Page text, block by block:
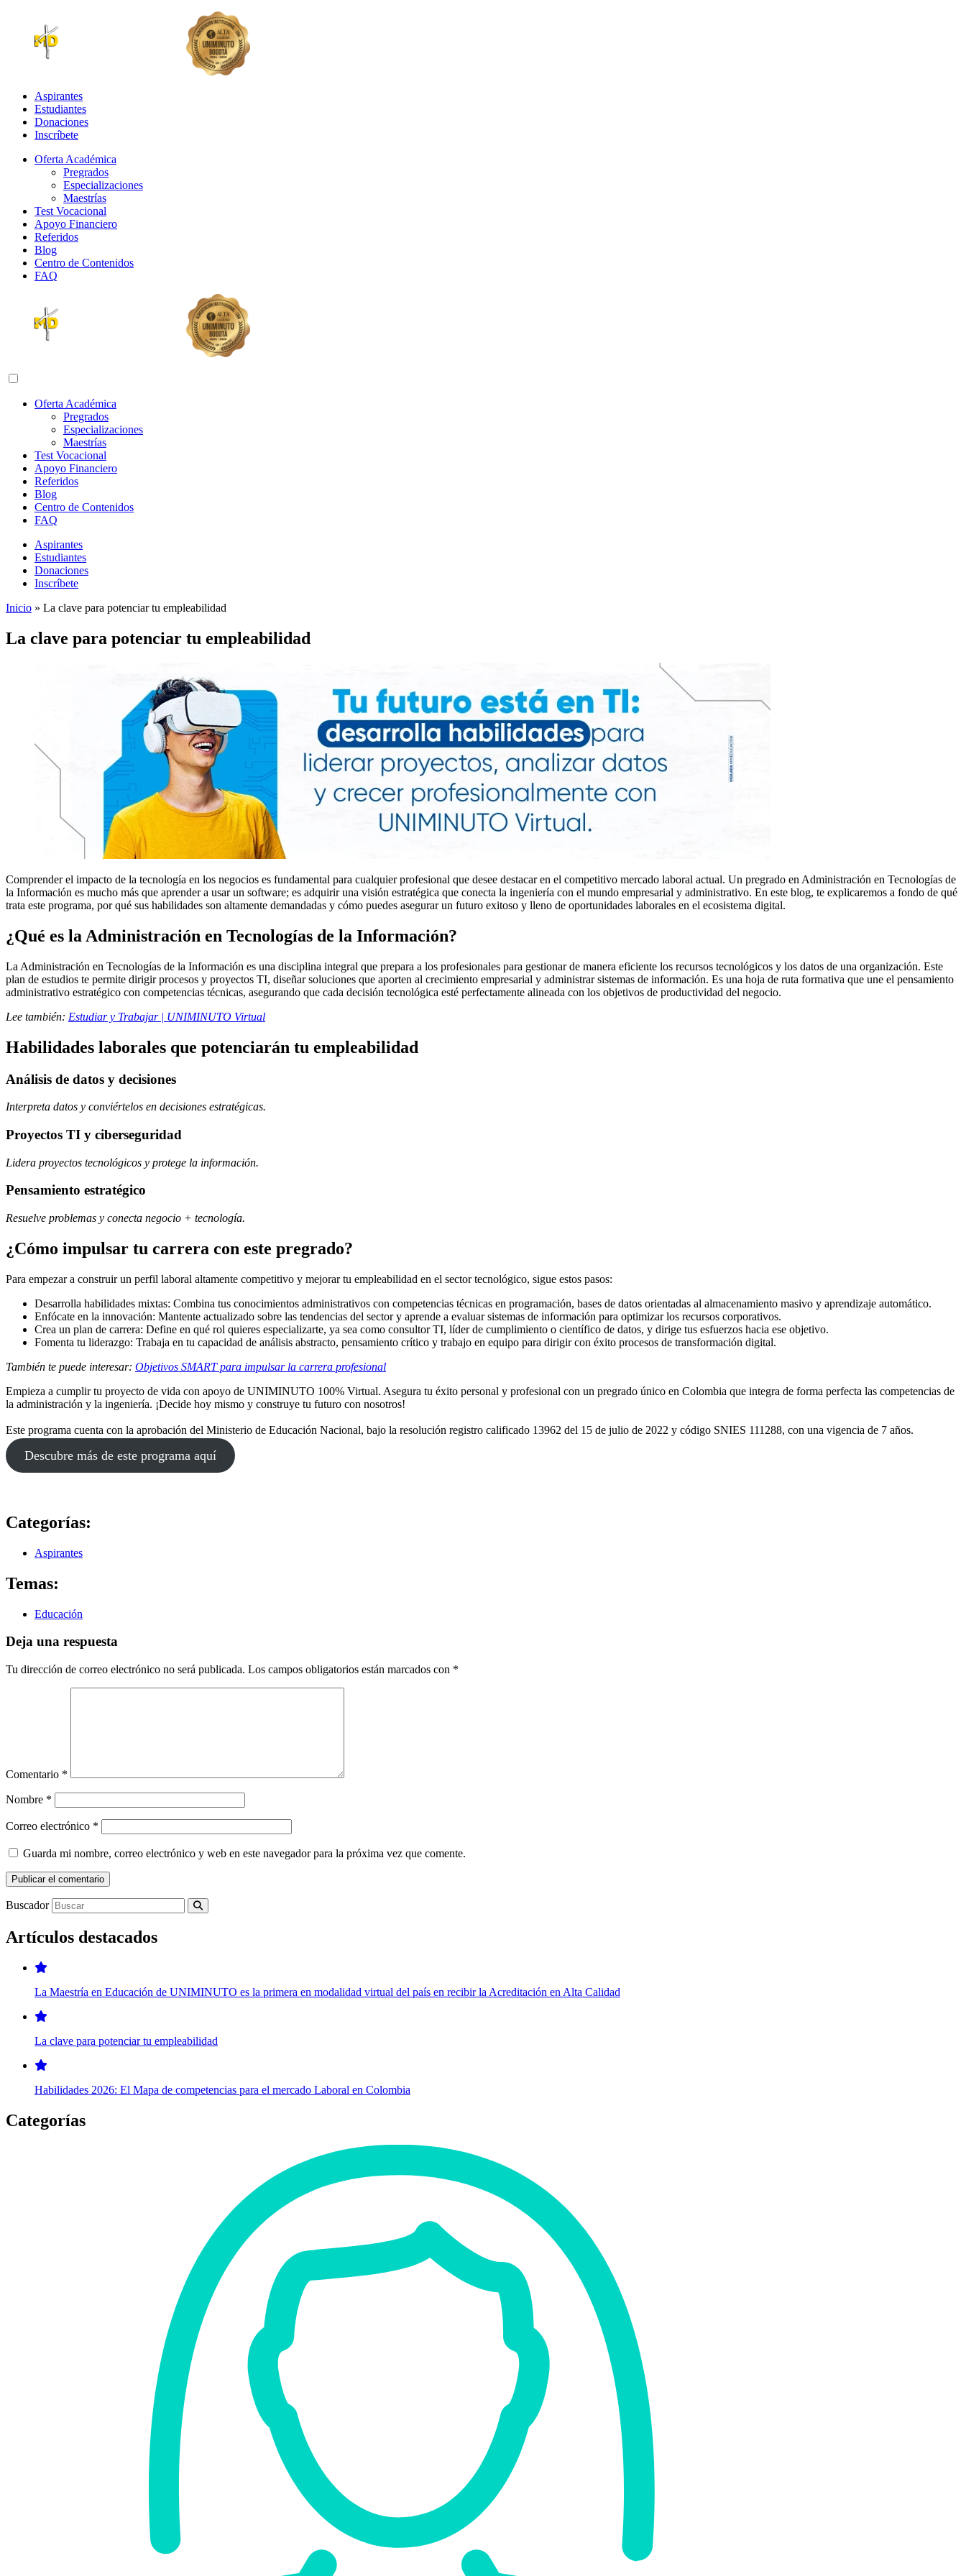
Aspirantes
Estudiantes
Donaciones
Inscríbete
Oferta Académica
Pregrados
Especializaciones
Maestrías
Test Vocacional
Apoyo Financiero
Referidos
Blog
Centro de Contenidos
FAQ
Abrir menú de navegación
Oferta Académica
Pregrados
Especializaciones
Maestrías
Test Vocacional
Apoyo Financiero
Referidos
Blog
Centro de Contenidos
FAQ
Aspirantes
Estudiantes
Donaciones
Inscríbete
Inicio » La clave para potenciar tu empleabilidad
La clave para potenciar tu empleabilidad
Comprender el impacto de la tecnología en los negocios es fundamental para cualquier profesional que desee destacar en el competitivo mercado laboral actual. Un pregrado en Administración en Tecnologías de
la Información es mucho más que aprender a usar un software; es adquirir una visión estratégica que conecta la ingeniería con el mundo empresarial y administrativo. En este blog, te explicaremos a fondo de qué
trata este programa, por qué sus habilidades son altamente demandadas y cómo puedes asegurar un futuro exitoso y lleno de oportunidades laborales en el ecosistema digital.
¿Qué es la Administración en Tecnologías de la Información?
La Administración en Tecnologías de la Información es una disciplina integral que prepara a los profesionales para gestionar de manera eficiente los recursos tecnológicos y los datos de una organización. Este
plan de estudios te permite dirigir procesos y proyectos TI, diseñar soluciones que aporten al crecimiento empresarial y administrar sistemas de información. Es una hoja de ruta formativa que une el pensamiento
administrativo estratégico con competencias técnicas, asegurando que cada decisión tecnológica esté perfectamente alineada con los objetivos de productividad del negocio.
Lee también: Estudiar y Trabajar | UNIMINUTO Virtual
Habilidades laborales que potenciarán tu empleabilidad
Análisis de datos y decisiones
Interpreta datos y conviértelos en decisiones estratégicas.
Proyectos TI y ciberseguridad
Lidera proyectos tecnológicos y protege la información.
Pensamiento estratégico
Resuelve problemas y conecta negocio + tecnología.
¿Cómo impulsar tu carrera con este pregrado?
Para empezar a construir un perfil laboral altamente competitivo y mejorar tu empleabilidad en el sector tecnológico, sigue estos pasos:
Desarrolla habilidades mixtas: Combina tus conocimientos administrativos con competencias técnicas en programación, bases de datos orientadas al almacenamiento masivo y aprendizaje automático.
Enfócate en la innovación: Mantente actualizado sobre las tendencias del sector y aprende a evaluar sistemas de información para optimizar los recursos corporativos.
Crea un plan de carrera: Define en qué rol quieres especializarte, ya sea como consultor TI, líder de cumplimiento o científico de datos, y dirige tus esfuerzos hacia ese objetivo.
Fomenta tu liderazgo: Trabaja en tu capacidad de análisis abstracto, pensamiento crítico y trabajo en equipo para dirigir con éxito procesos de transformación digital.
También te puede interesar: Objetivos SMART para impulsar la carrera profesional
Empieza a cumplir tu proyecto de vida con apoyo de UNIMINUTO 100% Virtual. Asegura tu éxito personal y profesional con un pregrado único en Colombia que integra de forma perfecta las competencias de
la administración y la ingeniería. ¡Decide hoy mismo y construye tu futuro con nosotros!
Este programa cuenta con la aprobación del Ministerio de Educación Nacional, bajo la resolución registro calificado 13962 del 15 de julio de 2022 y código SNIES 111288, con una vigencia de 7 años.
Descubre más de este programa aquí
Categorías:
Aspirantes
Temas:
Educación
Deja una respuesta
Tu dirección de correo electrónico no será publicada. Los campos obligatorios están marcados con *
Comentario *
Nombre *
Correo electrónico *
Guarda mi nombre, correo electrónico y web en este navegador para la próxima vez que comente.
Buscador
Artículos destacados
La Maestría en Educación de UNIMINUTO es la primera en modalidad virtual del país en recibir la Acreditación en Alta Calidad
La clave para potenciar tu empleabilidad
Habilidades 2026: El Mapa de competencias para el mercado Laboral en Colombia
Categorías